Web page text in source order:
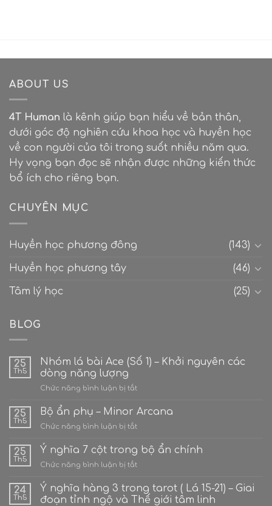
ABOUT US
4T Human là kênh giúp bạn hiểu về bản thân,
dưới góc độ nghiên cứu khoa học và huyền học
về con người của tôi trong suốt nhiều năm qua.
Hy vọng bạn đọc sẽ nhận được những kiến thức
bổ ích cho riêng bạn.
CHUYÊN MỤC
Huyền học phương đông (143)
Huyền học phương tây (46)
Tâm lý học (25)
BLOG
25
Th5
Nhóm lá bài Ace (Số 1) – Khởi nguyên các
dòng năng lượng
Chức năng bình luận bị tắtở
lá
Ace
1)
các
dòng
25
Th5
Bộ ẩn phụ – Minor Arcana
Chức năng bình luận bị tắtở
ẩn
phụ
–
Arcana
25
Th5
Ý nghĩa 7 cột trong bộ ẩn chính
Chức năng bình luận bị tắtở
nghĩa
7
24
Th5
Ý nghĩa hàng 3 trong tarot ( Lá 15-21) – Giai
đoạn tỉnh ngộ và Thế giới tâm linh